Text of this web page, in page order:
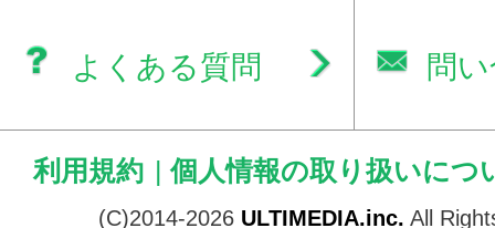
よくある質問 問
利用規約 | 個人情報の取り扱いにつ
(C)2014-2026 ULTIMEDIA.inc. All